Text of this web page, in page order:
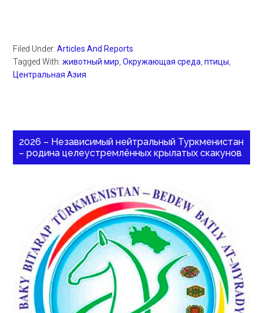
Filed Under:Articles And Reports
Tagged With:животный мир ,Окружающая среда ,птицы
Центральная Азия
2026 – Независимый нейтральный Туркменистан
– родина целеустремлённых крылатых скакунов